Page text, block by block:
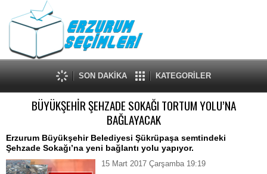
SON DAKİKA KATEGORİLER
BÜYÜKŞEHİR ŞEHZADE SOKAĞI TORTUM YOLU’NA
BAĞLAYACAK
Erzurum Büyükşehir Belediyesi Şükrüpaşa semtindeki
Şehzade Sokağı’na yeni bağlantı yolu yapıyor.
15 Mart 2017 Çarşamba 19:19